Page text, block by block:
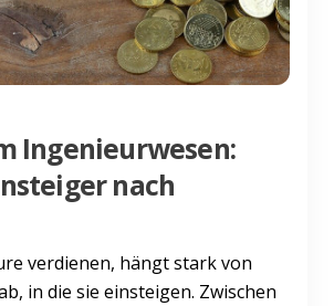
Ingenieurwesen:
nach
verdienen, hängt stark von
in die sie einsteigen. Zwischen